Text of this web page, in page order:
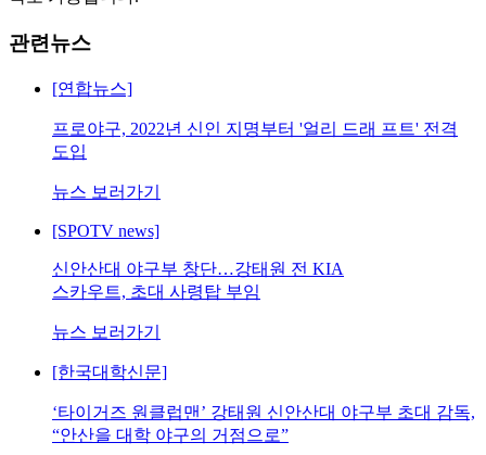
관련뉴스
[연합뉴스]
프로야구, 2022년 신인 지명부터 '얼리 드래 프트' 전격
도입
뉴스 보러가기
[SPOTV news]
신안산대 야구부 창단…강태원 전 KIA
스카우트, 초대 사령탑 부임
뉴스 보러가기
[한국대학신문]
‘타이거즈 원클럽맨’ 강태원 신안산대 야구부 초대 감독,
“안산을 대학 야구의 거점으로”